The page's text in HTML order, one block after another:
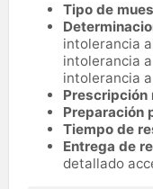
Tipo de
intolerancia
intolerancia
intolerancia
Prescripción
Preparación
Tiempo de
Entrega de
detallado